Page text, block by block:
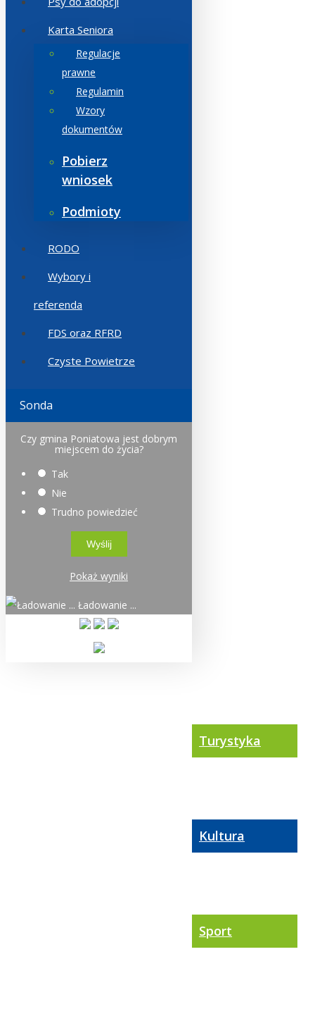
Karta Seniora
Regulacje
prawne
Regulamin
Wzory
dokumentów
Pobierz
wniosek
Podmioty
RODO
Wybory i
referenda
FDS oraz RFRD
Czyste Powietrze
Sonda
Czy gmina Poniatowa jest dobrym
miejscem do życia?
Tak
Nie
Trudno powiedzieć
Pokaż wyniki
Ładowanie ...
Turystyka
Kultura
Sport